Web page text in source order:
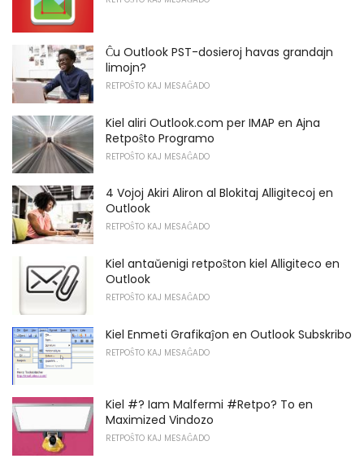
Ĉu Outlook PST-dosieroj havas grandajn
limojn?
RETPOŜTO KAJ MESAĜADO
Kiel aliri Outlook.com per IMAP en Ajna
Retpoŝto Programo
RETPOŜTO KAJ MESAĜADO
4 Vojoj Akiri Aliron al Blokitaj Alligitecoj en
Outlook
RETPOŜTO KAJ MESAĜADO
Kiel antaŭenigi retpoŝton kiel Alligiteco en
Outlook
RETPOŜTO KAJ MESAĜADO
Kiel Enmeti Grafikaĵon en Outlook Subskribo
RETPOŜTO KAJ MESAĜADO
Kiel #? Iam Malfermi #Retpo? To en
Maximized Vindozo
RETPOŜTO KAJ MESAĜADO